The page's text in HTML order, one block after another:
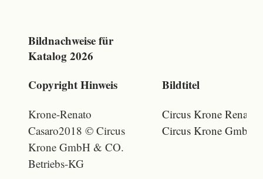
Bildnachweise für
Katalog 2026
Copyright Hinweis
Bildtitel
Krone-Renato
Casaro2018 © Circus
Krone GmbH & CO.
Betriebs-KG
Circus Krone Renato
Circus Krone GmbH